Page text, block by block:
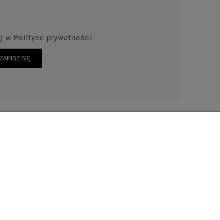
w Polityce prywatności.
ZAPISZ SIĘ
TEL: 664-028-239